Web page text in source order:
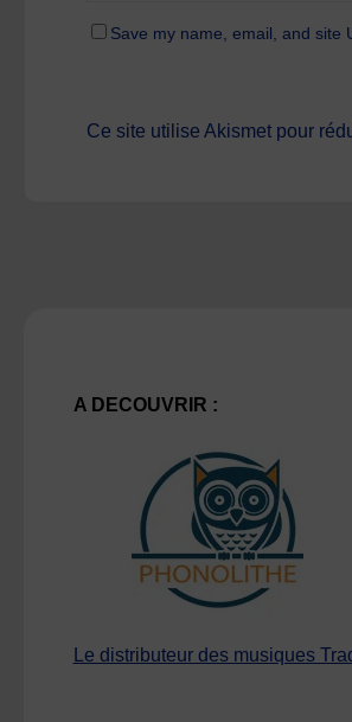
Save my name, email, and site
Ce site utilise Akismet pour
A DECOUVRIR :
Le distributeur des musiques